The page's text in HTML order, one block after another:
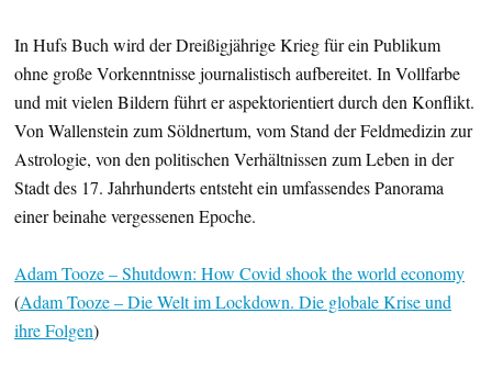
In Hufs Buch wird der Dreißigjährige Krieg für ein Publikum
ohne große Vorkenntnisse journalistisch aufbereitet. In Vollfarbe
und mit vielen Bildern führt er aspektorientiert durch den Konflikt.
Von Wallenstein zum Söldnertum, vom Stand der Feldmedizin zur
Astrologie, von den politischen Verhältnissen zum Leben in der
Stadt des 17. Jahrhunderts entsteht ein umfassendes Panorama
einer beinahe vergessenen Epoche.
Adam Tooze – Shutdown: How Covid shook the world economy
(Adam Tooze – Die Welt im Lockdown. Die globale Krise und
ihre Folgen)